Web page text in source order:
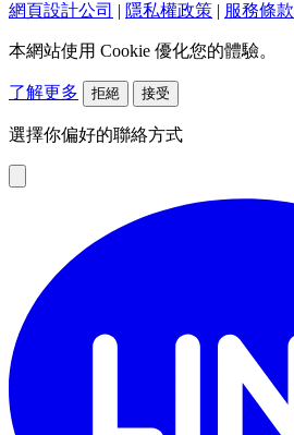
網頁設計公司 | 隱私權政策 | 服務條款
本網站使用 Cookie 優化您的體驗。
了解更多 拒絕 接受
選擇你偏好的聯絡方式